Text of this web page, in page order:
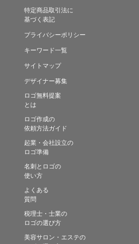
特定商品取引法に
基づく表記
プライバシーポリシー
キーワード一覧
サイトマップ
デザイナー募集
ロゴ無料提案
とは
ロゴ作成の
依頼方法ガイド
起業・会社設立の
ロゴ準備
名刺とロゴの
使い方
よくある
質問
税理士・士業の
ロゴの選び方
美容サロン・エステの